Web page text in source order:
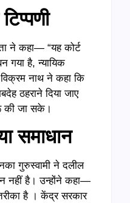
ने कहा— “यह कोर्ट
गया है, न्यायिक
विक्रम नाथ ने कहा कि
ठहराने दिया जाए
की जा सके।
समाधान
गुरुस्वामी ने दलील
नहीं है। उन्होंने कहा—
है । केंद्र सरकार